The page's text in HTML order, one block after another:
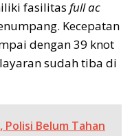
fasilitas full ac
Kecepatan
dengan 39 knot
sudah tiba di
Belum Tahan